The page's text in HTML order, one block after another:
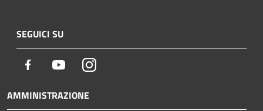
SEGUICI SU
Facebook YoutubeInstagram
AMMINISTRAZIONE